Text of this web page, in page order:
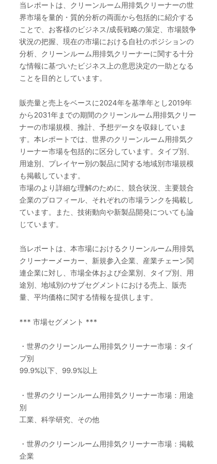
当レポートは、クリーンルーム用排気クリーナーの世
界市場を量的・質的分析の両面から包括的に紹介する
ことで、お客様のビジネス/成長戦略の策定、市場競争
状況の把握、現在の市場における自社のポジションの
分析、クリーンルーム用排気クリーナーに関する十分
な情報に基づいたビジネス上の意思決定の一助となる
ことを目的としています。
販売量と売上をベースに2024年を基準年とし2019年
から2031年までの期間のクリーンルーム用排気クリー
ナーの市場規模、推計、予想データを収録していま
す。本レポートでは、世界のクリーンルーム用排気ク
リーナー市場を包括的に区分しています。タイプ別、
用途別、プレイヤー別の製品に関する地域別市場規模
も掲載しています。
市場のより詳細な理解のために、競合状況、主要競合
企業のプロフィール、それぞれの市場ランクを掲載し
ています。また、技術動向や新製品開発についても論
じています。
当レポートは、本市場におけるクリーンルーム用排気
クリーナーメーカー、新規参入企業、産業チェーン関
連企業に対し、市場全体および企業別、タイプ別、用
途別、地域別のサブセグメントにおける売上、販売
量、平均価格に関する情報を提供します。
*** 市場セグメント ***
・世界のクリーンルーム用排気クリーナー市場：タイ
プ別
99.9%以下、99.9%以上
・世界のクリーンルーム用排気クリーナー市場：用途
別
工業、科学研究、その他
・世界のクリーンルーム用排気クリーナー市場：掲載
企業